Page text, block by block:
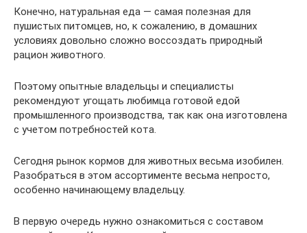
Конечно, натуральная еда — самая полезная для
пушистых питомцев, но, к сожалению, в домашних
условиях довольно сложно воссоздать природный
рацион животного.
Поэтому опытные владельцы и специалисты
рекомендуют угощать любимца готовой едой
промышленного производства, так как она изготовлена
с учетом потребностей кота.
Сегодня рынок кормов для животных весьма изобилен.
Разобраться в этом ассортименте весьма непросто,
особенно начинающему владельцу.
В первую очередь нужно ознакомиться с составом